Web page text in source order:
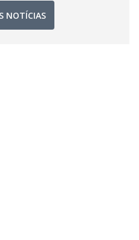
NOTÍCIAS